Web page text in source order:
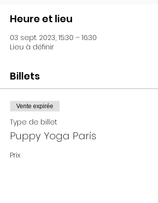
Heure et lieu
03 sept. 2023, 15:30 – 16:30
Lieu à définir
Billets
Vente expirée
Type de billet
Puppy Yoga Paris
Prix